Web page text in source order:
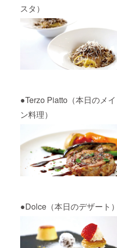
スタ）
●Terzo Piatto（本日のメイ
ン料理）
●Dolce（本日のデザート）